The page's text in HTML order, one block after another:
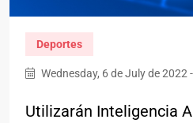
Deportes
Wednesday, 6 de July de 2022
Utilizarán Inteligencia